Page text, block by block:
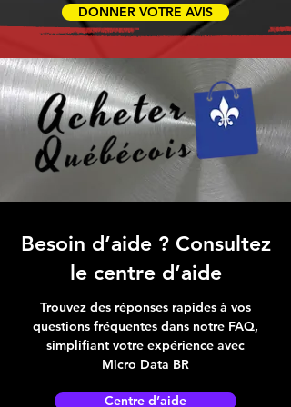
DONNER VOTRE AVIS
Besoin d’aide ? Consultez
le centre d’aide
Trouvez des réponses rapides à vos
questions fréquentes dans notre FAQ,
simplifiant votre expérience avec
Micro Data BR
Centre d’aide